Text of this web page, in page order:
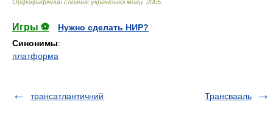
Орфографічний словник української мови 2005
Игры ⚽
Нужно сделать НИР?
Синонимы:
платформа
трансатлантичний Трансвааль